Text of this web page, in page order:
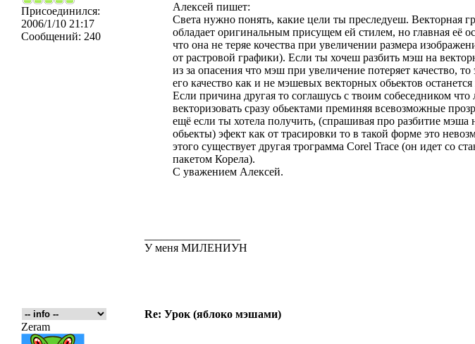
Присоединился:
2006/1/10 21:17
Сообщений: 240
Алексей пишет:
Света нужно понять, какие цели ты преследуеш. Векторная
обладает оригинальным присущем ей стилем, но главная её
что она не теряе кочества при увеличении размера
от растровой графики). Если ты хочеш разбить мэш на
из за опасения что мэш при увеличение потеряет качество, то
его качество как и не мэшевых векторных обьектов
Если причина другая то соглашусь с твоим собеседником что
векторизовать сразу обьектами преминяя всевозможные
ещё если ты хотела получить, (спрашивая про разбитие мэша
обьекты) эфект как от трасировки то в такой форме это
этого существует другая трограмма Corel Trace (он идет со
пакетом Корела).
С уважением Алексей.
У меня МИЛЕНИУН
Re: Урок (яблоко мэшами)
Zeram